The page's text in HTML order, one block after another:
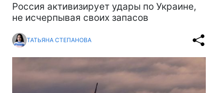
Россия активизирует удары по Украине,
не исчерпывая своих запасов
ТАТЬЯНА СТЕПАНОВА